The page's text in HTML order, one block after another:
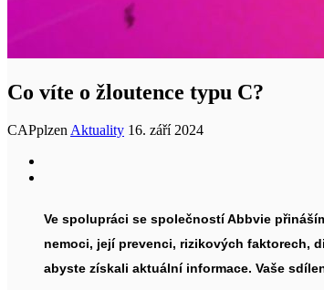
Co víte o žloutence typu C?
CAPplzenAktuality 16. září 2024
Ve spolupráci se společností Abbvie
nemoci, její prevenci, rizikových faktorech,
abyste získali aktuální informace. Vaše